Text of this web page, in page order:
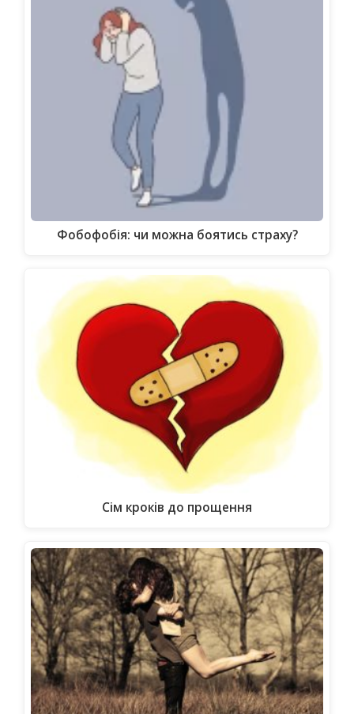
Фобофобія: чи можна боятись страху?
Сім кроків до прощення